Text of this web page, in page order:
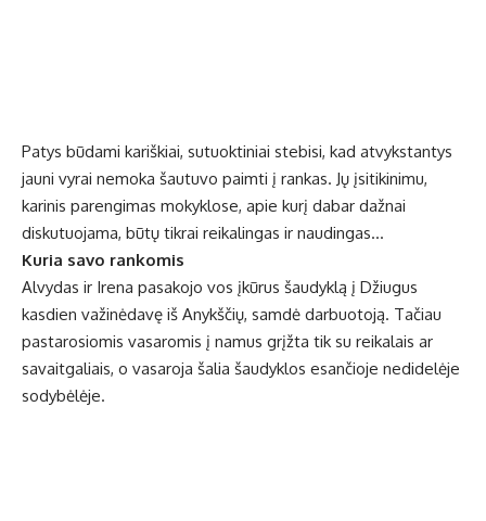
Patys būdami kariškiai, sutuoktiniai stebisi, kad atvykstantys
jauni vyrai nemoka šautuvo paimti į rankas. Jų įsitikinimu,
karinis parengimas mokyklose, apie kurį dabar dažnai
diskutuojama, būtų tikrai reikalingas ir naudingas…
Kuria savo rankomis
Alvydas ir Irena pasakojo vos įkūrus šaudyklą į Džiugus
kasdien važinėdavę iš Anykščių, samdė darbuotoją. Tačiau
pastarosiomis vasaromis į namus grįžta tik su reikalais ar
savaitgaliais, o vasaroja šalia šaudyklos esančioje nedidelėje
sodybėlėje.